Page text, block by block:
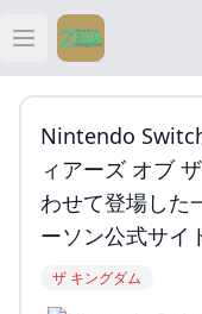
Open main menu
Nintendo
ィアーズ オブ
わせて登場した
ーソン公式サイ
ザ キングダム